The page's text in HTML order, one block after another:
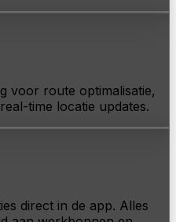
voor route optimalisatie,
time locatie updates.
direct in de app. Alles